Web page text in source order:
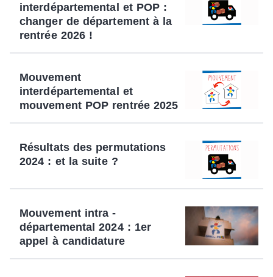
interdépartemental et POP :
changer de département à la
rentrée 2026 !
Mouvement
interdépartemental et
mouvement POP rentrée 2025
Résultats des permutations
2024 : et la suite ?
Mouvement intra -
départemental 2024 : 1er
appel à candidature